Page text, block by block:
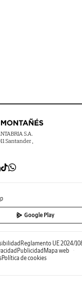
S.A.
Santander ,
Google Play
Reglamento UE 2024/
PublicidadMapa web
Política de cookies